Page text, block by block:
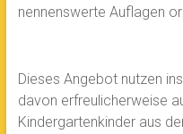
nennenswerte Auflagen
Dieses Angebot nutzen
davon erfreulicherweise
Kindergartenkinder aus